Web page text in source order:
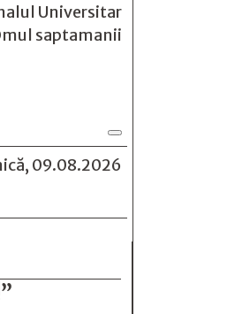
Universitar
saptamanii
09.08.2026